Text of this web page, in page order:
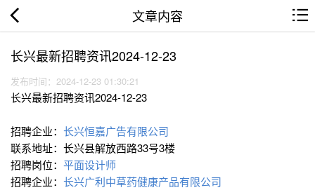
文章内容
长兴最新招聘资讯2024-12-23
发布时间：2024-12-23 01:30:21
长兴最新招聘资讯2024-12-23
招聘企业： 长兴恒嘉广告有限公司
联系地址：长兴县解放西路33号3楼
招聘岗位： 平面设计师
招聘企业： 长兴广利中草药健康产品有限公司